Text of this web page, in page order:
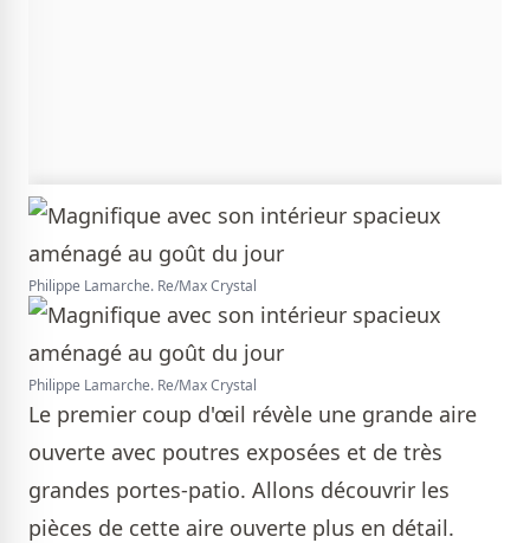
Philippe Lamarche. Re/Max Crystal
Philippe Lamarche. Re/Max Crystal
Le premier coup d'œil révèle une grande aire
ouverte avec poutres exposées et de très
grandes portes-patio. Allons découvrir les
pièces de cette aire ouverte plus en détail.